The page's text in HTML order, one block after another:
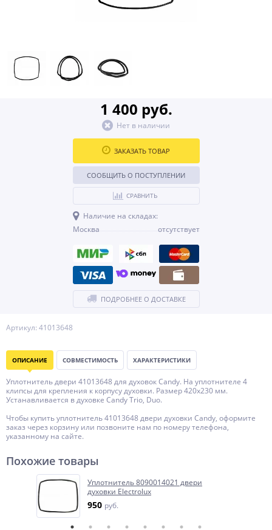
Артикул: 41013648
1 400 руб.
Нет в наличии
ЗАКАЗАТЬ ТОВАР
СООБЩИТЬ О ПОСТУПЛЕНИИ
СРАВНИТЬ
Наличие на складах:
Москва
отсутствует
ПОДРОБНЕЕ О ДОСТАВКЕ
ОПИСАНИЕ СОВМЕСТИМОСТЬ ХАРАКТЕРИСТИКИ
Уплотнитель двери 41013648 для духовок Candy. На уплотнителе 4
клипсы для крепления к корпусу духовки. Размер 420x230 мм.
Устанавливается в духовке Candy Trio, Duo.
Чтобы купить уплотнитель 41013648 двери духовки Candy, оформите
заказ через корзину или позвоните нам по номеру телефона,
указанному на сайте.
Похожие товары
Уплотнитель 8090014021 двери
духовки Electrolux
950 руб.